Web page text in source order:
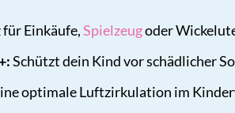
Einkäufe,Spielzeugoder
Schützt dein Kind vor schädlicher
optimale Luftzirkulation im